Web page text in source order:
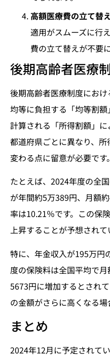
高額医療費の立て替
適用がスムーズに行
費の立て替えが不要
後期高齢者医療
後期高齢者医療制度にお
均等に負担する「均等割
計算される「所得割額」
都道府県ごとに異なり、
変わる点に留意が必要です。
たとえば、2024年度の全
が年間約5万389円、月額
率は10.21％です。この保
上昇することが予想されて
特に、年金収入が195万円
度の保険料は全国平均で
5673円に増加するとされ
の金額がさらに高くなる場
まとめ
2024年12月に予定されて